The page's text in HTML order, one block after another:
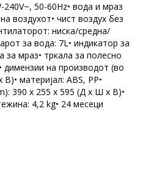
240V~, 50-60Hz• вода и мраз
воздухот• чист воздух без
ниска/средна/
за вода: 7L• индикатор за
за мраз• тркала за полесно
димензии на производот (во
материјал: ABS, PP•
390 x 255 x 595 (Д x Ш x В)•
4,2 kg• 24 месеци